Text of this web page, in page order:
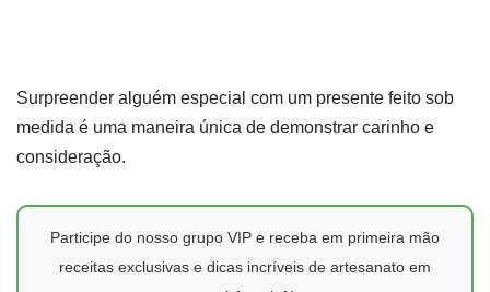
Surpreender alguém especial com um presente feito sob
medida é uma maneira única de demonstrar carinho e
consideração.
Participe do nosso grupo VIP e receba em primeira mão
receitas exclusivas e dicas incríveis de artesanato em